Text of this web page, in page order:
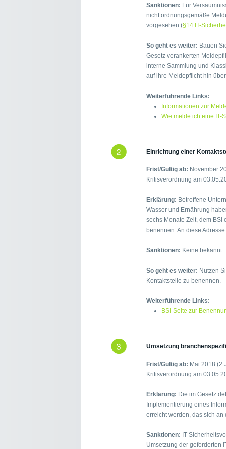
Sanktionen: Für
nicht ordnungsgemäße
vorgesehen (§14 IT-
So geht es weiter: Bauen
Gesetz verankerten
interne Sammlung und
auf ihre Meldepflicht hin
Weiterführende Links:
Informationen zur
Wie melde ich eine IT-
Einrichtung einer
Frist/Gültig ab: November
Kritisverordnung am
Erklärung: Betroffene
Wasser und Ernährung
sechs Monate Zeit, dem BSI
benennen. An diese
Sanktionen: Keine bekannt.
So geht es weiter: Nutzen
Kontaktstelle zu benennen.
Weiterführende Links:
BSI-Seite zur
Umsetzung
Frist/Gültig ab: Mai 2018 (2
Kritisverordnung am
Erklärung: Die im Gesetz
Implementierung eines
erreicht werden, das sich an
Sanktionen: IT-
Umsetzung der geforderten